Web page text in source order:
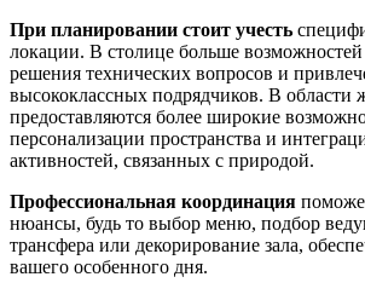
При планировании стоит учесть
локации. В столице больше возможностей
решения технических вопросов и
высококлассных подрядчиков. В области
предоставляются более широкие
персонализации пространства и
активностей, связанных с природой.
Профессиональная координация
нюансы, будь то выбор меню, подбор
трансфера или декорирование зала,
вашего особенного дня.